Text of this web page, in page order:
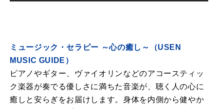
ミュージック・セラピー ～心の癒し～（USEN
MUSIC GUIDE）
ピアノやギター、ヴァイオリンなどのアコースティッ
ク楽器が奏でる優しさに満ちた音楽が、聴く人の心に
癒しと安らぎをお届けします。身体を内側から健やか